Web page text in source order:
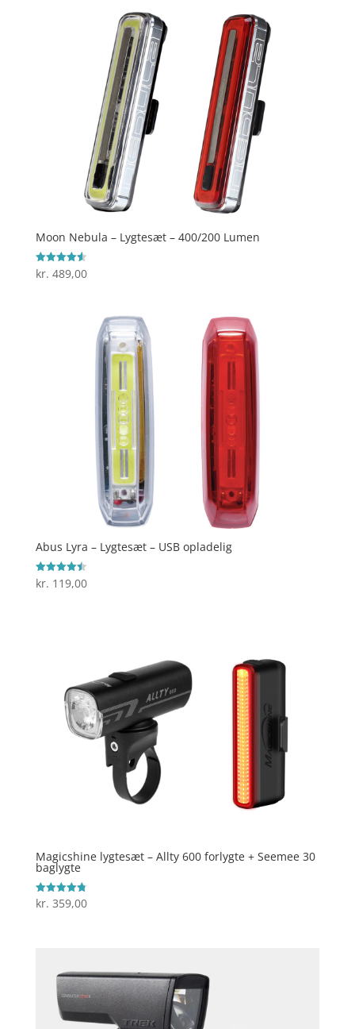
Moon Nebula – Lygtesæt – 400/200 Lumen
Vurderet
4.6
kr. 489,00
Abus Lyra – Lygtesæt – USB opladelig
Vurderet
4.5
kr. 119,00
Magicshine lygtesæt – Allty 600 forlygte + Seemee 30
baglygte
Vurderet
4.8
kr. 359,00